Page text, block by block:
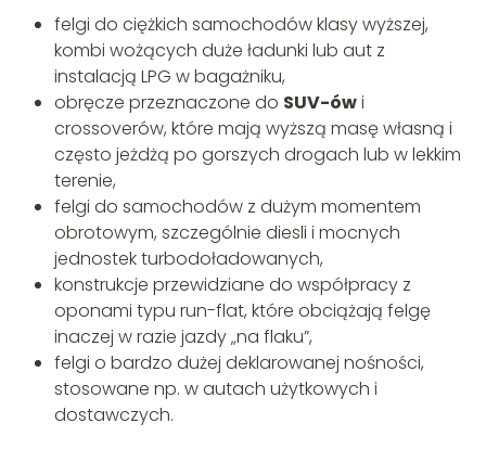
felgi do ciężkich samochodów klasy wyższej,
kombi wożących duże ładunki lub aut z
instalacją LPG w bagażniku,
obręcze przeznaczone do SUV-ówi
crossoverów, które mają wyższą masę własną i
często jeżdżą po gorszych drogach lub w lekkim
terenie,
felgi do samochodów z dużym momentem
obrotowym, szczególnie diesli i mocnych
jednostek turbodoładowanych,
konstrukcje przewidziane do współpracy z
oponami typu run-flat, które obciążają felgę
inaczej w razie jazdy „na flaku”,
felgi o bardzo dużej deklarowanej nośności,
stosowane np. w autach użytkowych i
dostawczych.